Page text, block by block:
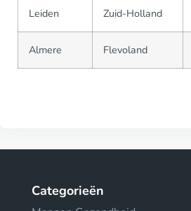
Leiden Zuid-Holland
Almere Flevoland
Categorieën